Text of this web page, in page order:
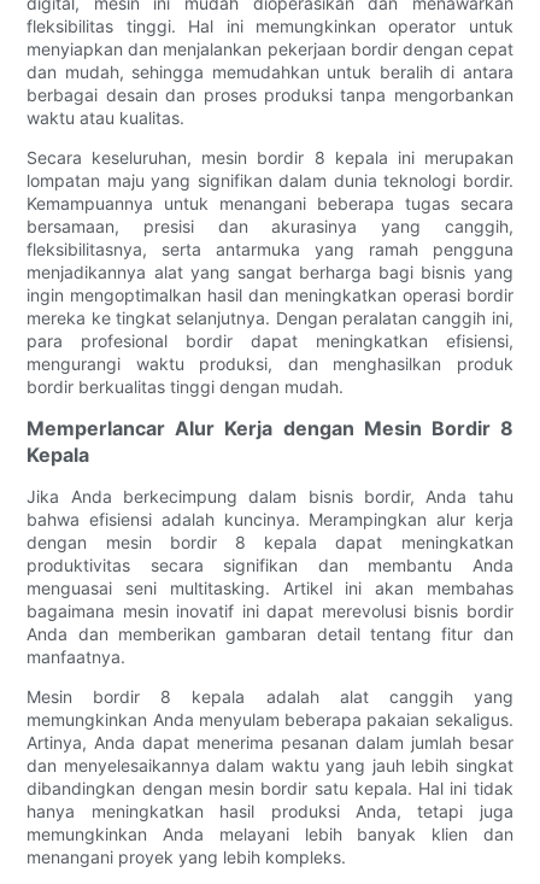
fleksibilitas tinggi. Hal ini memungkinkan operator untuk
menyiapkan dan menjalankan pekerjaan bordir dengan cepat
dan mudah, sehingga memudahkan untuk beralih di antara
berbagai desain dan proses produksi tanpa mengorbankan
waktu atau kualitas.
Secara keseluruhan, mesin bordir 8 kepala ini merupakan
lompatan maju yang signifikan dalam dunia teknologi bordir.
Kemampuannya untuk menangani beberapa tugas secara
bersamaan, presisi dan akurasinya yang canggih,
fleksibilitasnya, serta antarmuka yang ramah pengguna
menjadikannya alat yang sangat berharga bagi bisnis yang
ingin mengoptimalkan hasil dan meningkatkan operasi bordir
mereka ke tingkat selanjutnya. Dengan peralatan canggih ini,
para profesional bordir dapat meningkatkan efisiensi,
mengurangi waktu produksi, dan menghasilkan produk
bordir berkualitas tinggi dengan mudah.
Memperlancar Alur Kerja dengan Mesin Bordir 8
Kepala
Jika Anda berkecimpung dalam bisnis bordir, Anda tahu
bahwa efisiensi adalah kuncinya. Merampingkan alur kerja
dengan mesin bordir 8 kepala dapat meningkatkan
produktivitas secara signifikan dan membantu Anda
menguasai seni multitasking. Artikel ini akan membahas
bagaimana mesin inovatif ini dapat merevolusi bisnis bordir
Anda dan memberikan gambaran detail tentang fitur dan
manfaatnya.
Mesin bordir 8 kepala adalah alat canggih yang
memungkinkan Anda menyulam beberapa pakaian sekaligus.
Artinya, Anda dapat menerima pesanan dalam jumlah besar
dan menyelesaikannya dalam waktu yang jauh lebih singkat
dibandingkan dengan mesin bordir satu kepala. Hal ini tidak
hanya meningkatkan hasil produksi Anda, tetapi juga
memungkinkan Anda melayani lebih banyak klien dan
menangani proyek yang lebih kompleks.